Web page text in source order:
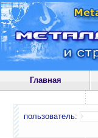
Главная
пользователь: